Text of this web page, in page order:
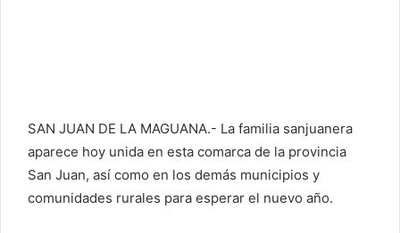
SAN JUAN DE LA MAGUANA.- La familia sanjuanera
aparece hoy unida en esta comarca de la provincia
San Juan, así como en los demás municipios y
comunidades rurales para esperar el nuevo año.